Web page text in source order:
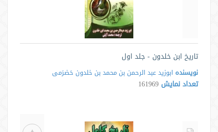
تاریخ ابن خلدون - جلد اول
نویسنده ابوزید عبد الرحمن بن محمد بن خلدون حَضرَمی
تعداد نمایش 161969